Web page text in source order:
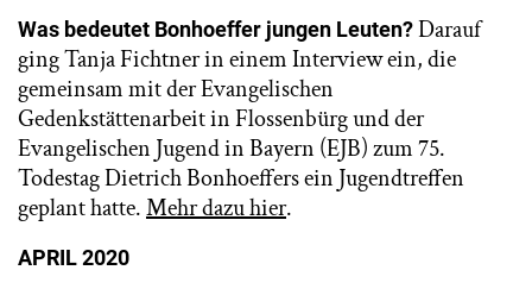
Was bedeutet Bonhoeffer jungen Leuten?Darauf
ging Tanja Fichtner in einem Interview ein, die
gemeinsam mit der Evangelischen
Gedenkstättenarbeit in Flossenbürg und der
Evangelischen Jugend in Bayern (EJB) zum 75.
Todestag Dietrich Bonhoeffers ein Jugendtreffen
geplant hatte.Mehr dazu hier.
APRIL 2020